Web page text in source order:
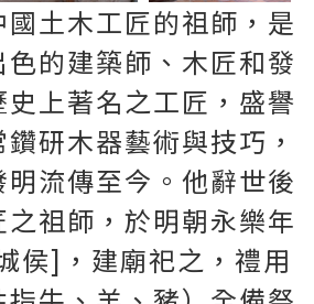
土木工匠的祖師，是
的建築師、木匠和發
上著名之工匠，盛譽
研木器藝術與技巧，
流傳至今。他辭世後
祖師，於明朝永樂年
侯]，建廟祀之，禮用